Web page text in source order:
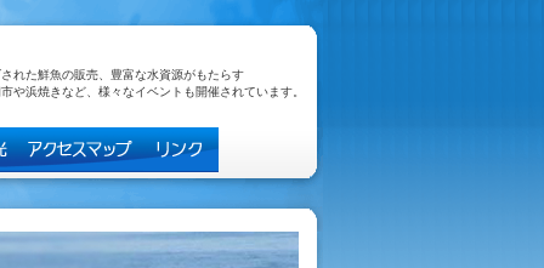
れた鮮魚の販売、豊富な水資源がもたらす
や浜焼きなど、様々なイベントも開催されています。